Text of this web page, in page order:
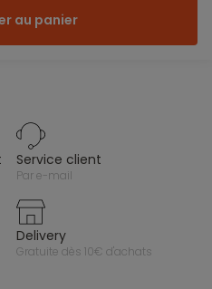
au panier
service client
par e-mail
delivery
gratuite dès 10€ d'achats